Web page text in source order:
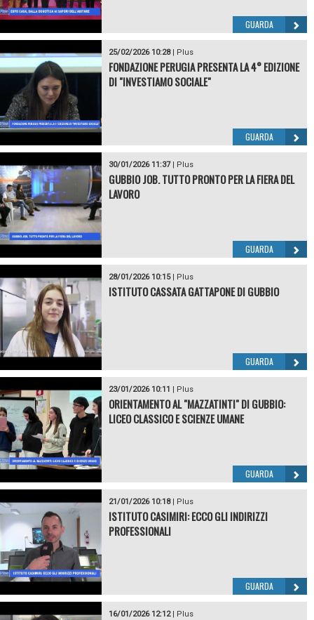
GUARDA
25/02/2026 10:28| Plus
FONDAZIONE PERUGIA PRESENTA LA 4° EDIZIONE
DI "INVESTIAMO SOCIALE"
GUARDA
30/01/2026 11:37| Plus
GUBBIO JOB. TUTTO PRONTO PER LA FIERA DEL
LAVORO
GUARDA
28/01/2026 10:15| Plus
ISTITUTO CASSATA GATTAPONE DI GUBBIO
GUARDA
23/01/2026 10:11 | Plus
ORIENTAMENTO AL "MAZZATINTI" DI GUBBIO:
LICEO CLASSICO E SCIENZE UMANE
GUARDA
21/01/2026 10:18| Plus
ISTITUTO CASIMIRI: ECCO GLI INDIRIZZI
PROFESSIONALI
GUARDA
16/01/2026 12:12| Plus